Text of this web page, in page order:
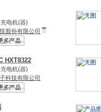
充电机(器)
股份有限公司
HXT8322
充电机(器)
科技有限公司